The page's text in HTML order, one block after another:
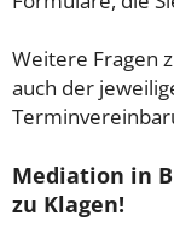
Weitere Fragen
auch der
Mediation in
zu Klagen!